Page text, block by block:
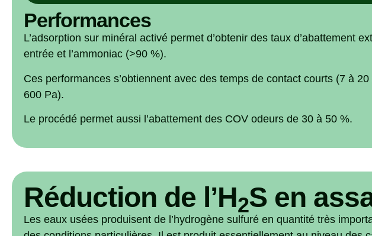
Performances
L’adsorption sur minéral activé permet d’obtenir des taux d’abattement
entrée et l’ammoniac (>90 %).
Ces performances s’obtiennent avec des temps de contact courts (7 à
600 Pa).
Le procédé permet aussi l’abattement des COV odeurs de 30 à 50 %.
Réduction de l’H2S en
Les eaux usées produisent de l’hydrogène sulfuré en quantité très